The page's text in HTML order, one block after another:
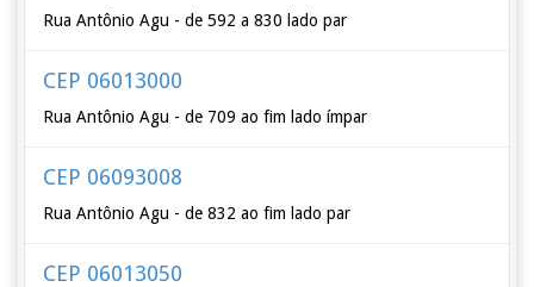
Rua Antônio Agu - de 592 a 830 lado par
CEP 06013000
Rua Antônio Agu - de 709 ao fim lado ímpar
CEP 06093008
Rua Antônio Agu - de 832 ao fim lado par
CEP 06013050